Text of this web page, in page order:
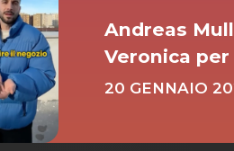
Andreas
Veronica per
20 GENNAIO